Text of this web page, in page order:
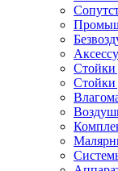
Стойки
Стойки